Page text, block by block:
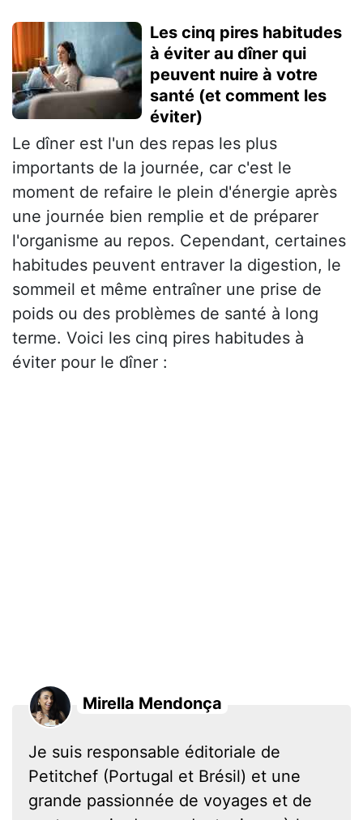
Les cinq pires habitudes
à éviter au dîner qui
peuvent nuire à votre
santé (et comment les
éviter)
Le dîner est l'un des repas les plus
importants de la journée, car c'est le
moment de refaire le plein d'énergie après
une journée bien remplie et de préparer
l'organisme au repos. Cependant, certaines
habitudes peuvent entraver la digestion, le
sommeil et même entraîner une prise de
poids ou des problèmes de santé à long
terme. Voici les cinq pires habitudes à
éviter pour le dîner :
Mirella Mendonça
Je suis responsable éditoriale de
Petitchef (Portugal et Brésil) et une
grande passionnée de voyages et de